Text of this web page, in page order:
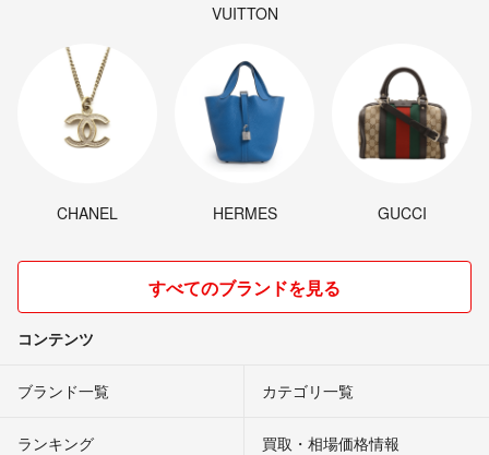
VUITTON
CHANEL HERMES GUCCI
すべてのブランドを見る
コンテンツ
ブランド一覧 カテゴリ一覧
ランキング 買取・相場価格情報